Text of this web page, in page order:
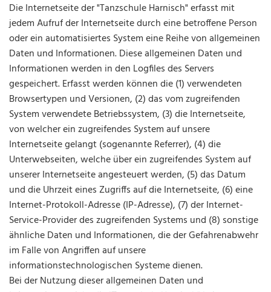
Die Internetseite der "Tanzschule Harnisch" erfasst mit
jedem Aufruf der Internetseite durch eine betroffene Person
oder ein automatisiertes System eine Reihe von allgemeinen
Daten und Informationen. Diese allgemeinen Daten und
Informationen werden in den Logfiles des Servers
gespeichert. Erfasst werden können die (1) verwendeten
Browsertypen und Versionen, (2) das vom zugreifenden
System verwendete Betriebssystem, (3) die Internetseite,
von welcher ein zugreifendes System auf unsere
Internetseite gelangt (sogenannte Referrer), (4) die
Unterwebseiten, welche über ein zugreifendes System auf
unserer Internetseite angesteuert werden, (5) das Datum
und die Uhrzeit eines Zugriffs auf die Internetseite, (6) eine
Internet-Protokoll-Adresse (IP-Adresse), (7) der Internet-
Service-Provider des zugreifenden Systems und (8) sonstige
ähnliche Daten und Informationen, die der Gefahrenabwehr
im Falle von Angriffen auf unsere
informationstechnologischen Systeme dienen.
Bei der Nutzung dieser allgemeinen Daten und